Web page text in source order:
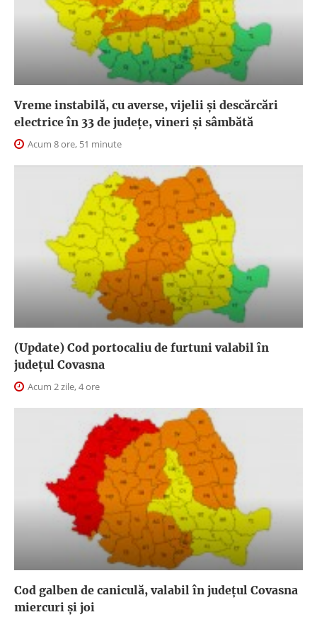
Vreme instabilă, cu averse, vijelii și descărcări
electrice în 33 de județe, vineri și sâmbătă
Acum 8 ore, 51 minute
(Update) Cod portocaliu de furtuni valabil în
judeţul Covasna
Acum 2 zile, 4 ore
Cod galben de caniculă, valabil în judeţul Covasna
miercuri și joi